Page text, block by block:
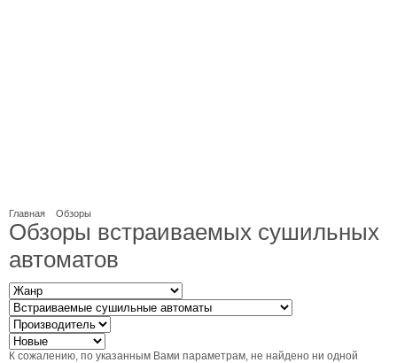
Главная Обзоры
Обзоры встраиваемых сушильных
автоматов
К сожалению, по указанным Вами параметрам, не найдено ни одной